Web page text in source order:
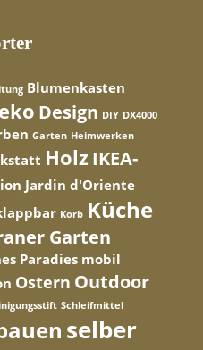
Blumenkasten
Design DIY DX4000
Garten Heimwerken
Holz IKEA-
Jardin d'Oriente
Korb Küche
Garten
Paradies mobil
Ostern Outdoor
Schleifmittel
selber